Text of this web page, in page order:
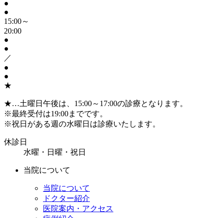
●
●
15:00～
20:00
●
●
／
●
●
★
★…土曜日午後は、15:00～17:00の診療となります。
※最終受付は19:00までです。
※祝日がある週の水曜日は診療いたします。
休診日
水曜・日曜・祝日
当院について
当院について
ドクター紹介
医院案内・アクセス